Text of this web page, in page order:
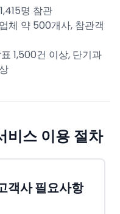
명 참관
체 약 500개사, 참관객
1,500건 이상, 단기과
비스 이용 절차
객사 필요사항